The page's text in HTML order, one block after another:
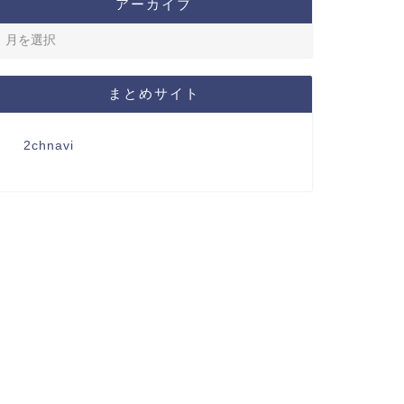
アーカイブ
まとめサイト
2chnavi